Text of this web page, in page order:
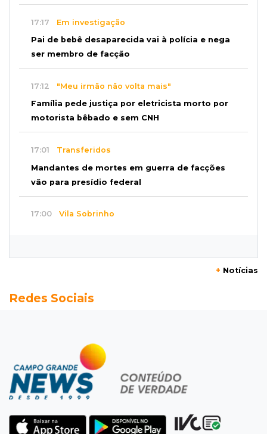
17:17 Em investigação
Pai de bebê desaparecida vai à polícia e nega
ser membro de facção
17:12 "Meu irmão não volta mais"
Família pede justiça por eletricista morto por
motorista bêbado e sem CNH
17:01 Transferidos
Mandantes de mortes em guerra de facções
vão para presídio federal
17:00 Vila Sobrinho
Pet shop é recorrente na venda de cães "fake"
Adoção especial
Cachorrinho que perdeu um olho espera por
novo lar no CCZ
Cágado surge na Ernesto Geisel e motorista
+ Notícias
Redes Sociais